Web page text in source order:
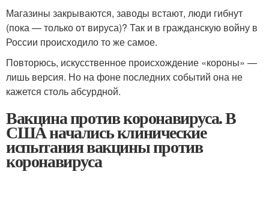
Магазины закрываются, заводы встают, люди гибнут
(пока — только от вируса)? Так и в гражданскую войну в
России происходило то же самое.
Повторюсь, искусственное происхождение «короны» —
лишь версия. Но на фоне последних событий она не
кажется столь абсурдной.
Вакцина против коронавируса. В
США начались клинические
испытания вакцины против
коронавируса